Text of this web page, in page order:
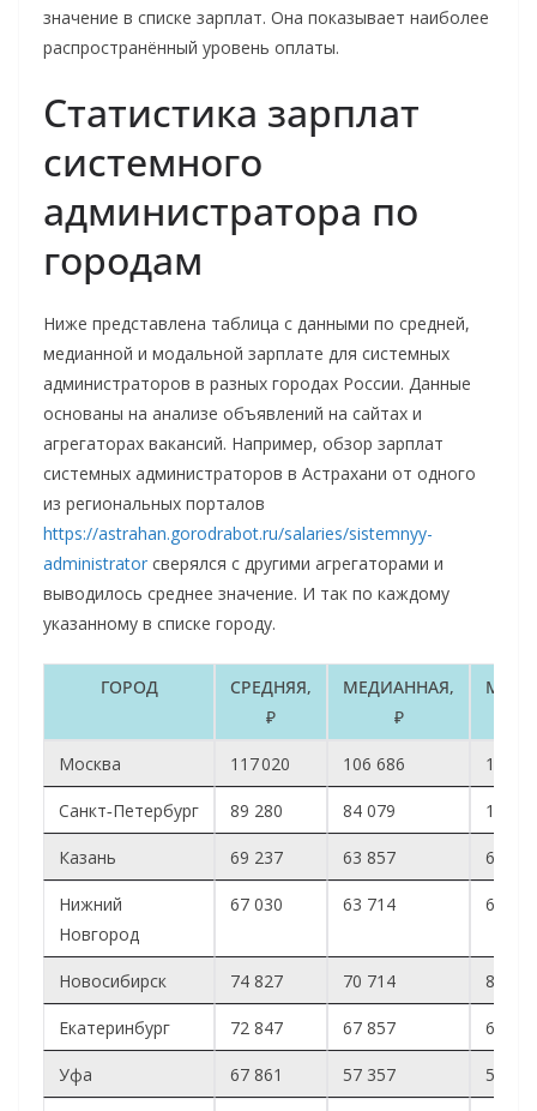
значение в списке зарплат. Она показывает наиболее
распространённый уровень оплаты.
Статистика зарплат
системного
администратора по
городам
Ниже представлена таблица с данными по средней,
медианной и модальной зарплате для системных
администраторов в разных городах России. Данные
основаны на анализе объявлений на сайтах и
агрегаторах вакансий. Например, обзор зарплат
системных администраторов в Астрахани от одного
из региональных порталов
https://astrahan.gorodrabot.ru/salaries/sistemnyy-
administrator сверялся с другими агрегаторами и
выводилось среднее значение. И так по каждому
указанному в списке городу.
ГОРОД
СРЕДНЯЯ,
₽
МЕДИАННАЯ,
₽
Москва 117 020 106 686 100
Санкт‑Петербург 89 280 84 079 100
Казань 69 237 63 857 64 000
Нижний
Новгород
67 030 63 714 68 000
Новосибирск 74 827 70 714 80 000
Екатеринбург 72 847 67 857 60 000
Уфа 67 861 57 357 50 000